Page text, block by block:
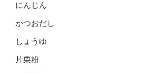
にんじん 5
かつおだし
しょうゆ
片栗粉 0.6